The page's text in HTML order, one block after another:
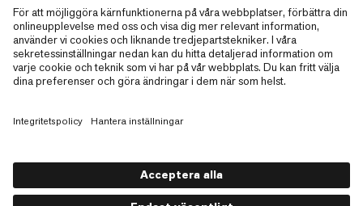
—
Sitemap
Cookies
Juridisk information